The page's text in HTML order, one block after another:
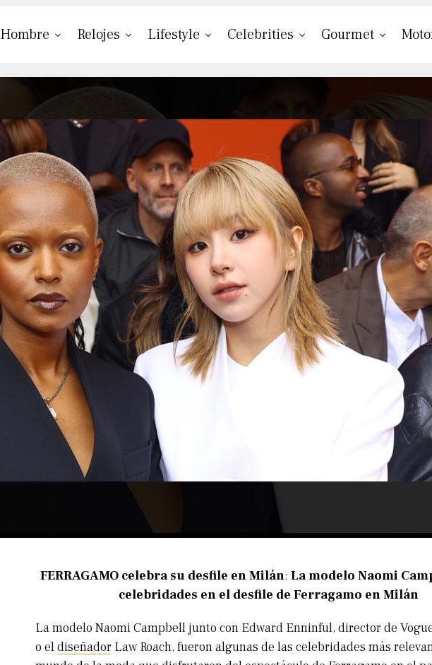
Hombre Relojes Lifestyle Celebrities Gourmet
FERRAGAMO celebra su desfile en Milán: La modelo Naomi
celebridades en el desfile de Ferragamo en Milán
La modelo Naomi Campbell junto con Edward Enninful, director de
o eldiseñador Law Roach, fueron algunas de las celebridades más